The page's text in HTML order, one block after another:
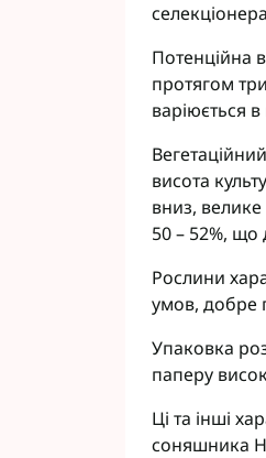
Потенційна
протягом
варіюється
висота
вниз,
50 – 52%, що
Рослини
умов, добре
Упаковка
паперу
Ці та інші
соняшника